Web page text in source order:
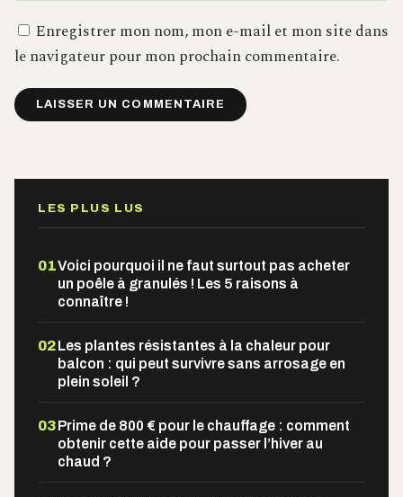
Enregistrer mon nom, mon e-mail et mon site dans
le navigateur pour mon prochain commentaire.
LES PLUS LUS
01Voici pourquoi il ne faut surtout pas acheter
un poêle à granulés ! Les 5 raisons à
connaître !
02Les plantes résistantes à la chaleur pour
balcon : qui peut survivre sans arrosage en
plein soleil ?
03Prime de 800 € pour le chauffage : comment
obtenir cette aide pour passer l’hiver au
chaud ?